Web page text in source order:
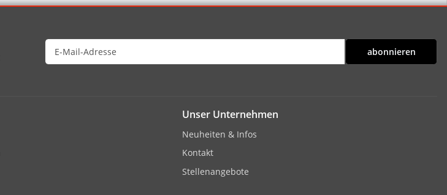
abonnieren
Unser Unternehmen
Neuheiten & Infos
Kontakt
Stellenangebote